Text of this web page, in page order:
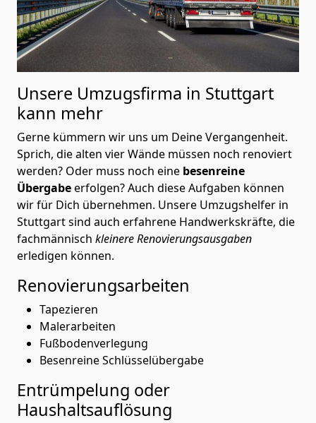
Unsere Umzugsfirma in Stuttgart
kann mehr
Gerne kümmern wir uns um Deine Vergangenheit.
Sprich, die alten vier Wände müssen noch renoviert
werden? Oder muss noch eine besenreine
Übergabeerfolgen? Auch diese Aufgaben können
wir für Dich übernehmen. Unsere Umzugshelfer in
Stuttgart sind auch erfahrene Handwerkskräfte, die
fachmännisch kleinere Renovierungsausgaben
erledigen können.
Renovierungsarbeiten
Tapezieren
Malerarbeiten
Fußbodenverlegung
Besenreine Schlüsselübergabe
Entrümpelung oder
Haushaltsauflösung